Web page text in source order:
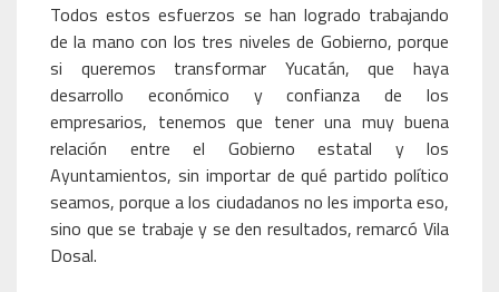
Todos estos esfuerzos se han logrado trabajando
de la mano con los tres niveles de Gobierno, porque
si queremos transformar Yucatán, que haya
desarrollo económico y confianza de los
empresarios, tenemos que tener una muy buena
relación entre el Gobierno estatal y los
Ayuntamientos, sin importar de qué partido político
seamos, porque a los ciudadanos no les importa eso,
sino que se trabaje y se den resultados, remarcó Vila
Dosal.